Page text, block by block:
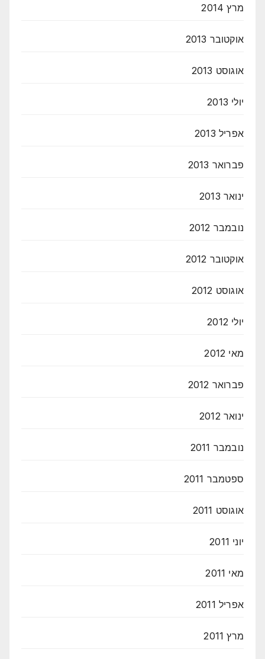
מרץ 2014
אוקטובר 2013
אוגוסט 2013
יולי 2013
אפריל 2013
פברואר 2013
ינואר 2013
נובמבר 2012
אוקטובר 2012
אוגוסט 2012
יולי 2012
מאי 2012
פברואר 2012
ינואר 2012
נובמבר 2011
ספטמבר 2011
אוגוסט 2011
יוני 2011
מאי 2011
אפריל 2011
מרץ 2011